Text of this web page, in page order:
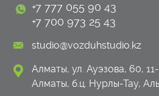
+7 777 055 90 43
+7 700 973 25 43
studio@vozduhstudio.kz
Алматы, ул. Ауэзова, 60,
Алматы, б.ц. Нурлы-Тау,